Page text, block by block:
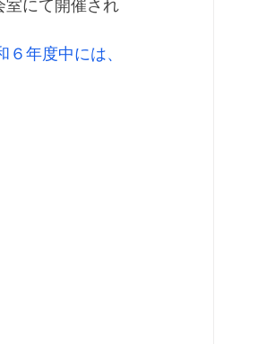
室にて開催され
年度中には、